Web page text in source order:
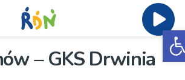
– GKS Drwinia